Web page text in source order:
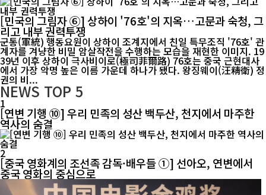
[민국의 그림자 ⑥] 상하이 '76호'의 지옥…고문과 숙청, 그
리고 내부 권력투쟁
군통(軍統) 행동요원이 상하이 조계지에서 친일 특무조직 '76호' 관
계자를 겨냥한 비밀 암살작전을 수행하는 모습을 재현한 이미지. 19
39년 이후 상하이 극사비이로(極司菲爾路) 76호는 중국 근현대사
에서 가장 악명 높은 이름 가운데 하나가 됐다. 왕징웨이(汪精衛) 정
권의 비...
NEWS TOP 5
1
[연변 기행 ⑩] 우리 민족의 성산 백두산, 천지에서 마주한
역사의 숨결
2
[중국 영화계의 조선족 감독·배우들 ①] 선아오, 연변에서
중국 영화의 중심으로